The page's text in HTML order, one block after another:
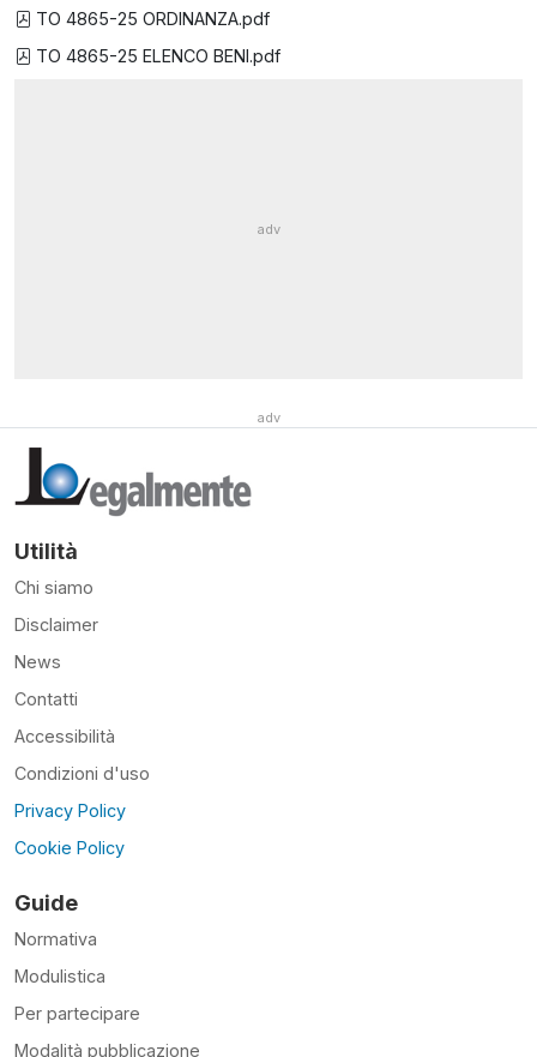
TO 4865-25 ORDINANZA.pdf
TO 4865-25 ELENCO BENI.pdf
Utilità
Chi siamo
Disclaimer
News
Contatti
Accessibilità
Condizioni d'uso
Privacy Policy
Cookie Policy
Guide
Normativa
Modulistica
Per partecipare
Modalità pubblicazione